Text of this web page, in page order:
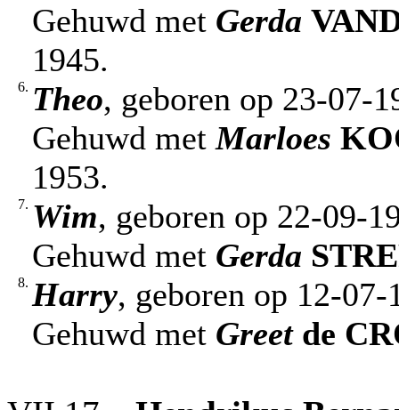
Gehuwd met Gerda
1945.
6. Theo, geboren op 23-07-
Gehuwd metMarloes
1953.
7. Wim, geboren op 22-09-
Gehuwd met Gerda
8. Harry, geboren op 12-07-
Gehuwd met Greet de